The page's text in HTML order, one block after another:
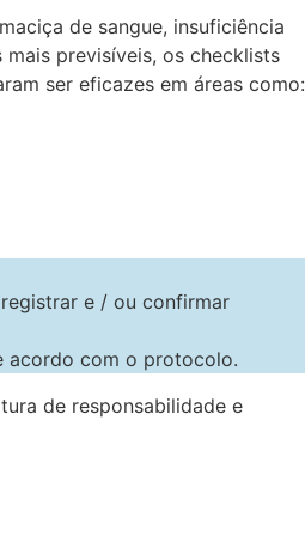
de sangue, insuficiência
previsíveis, os checklists
ser eficazes em áreas como:
e / ou confirmar
acordo com o protocolo.
de responsabilidade e